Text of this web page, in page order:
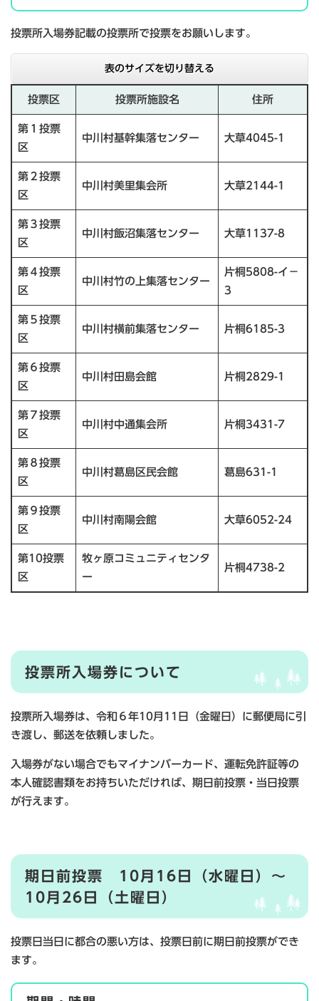
投票所入場券記載の投票所で投票をお願いします。
表のサイズを切り替える
投票区 投票所施設名 住所
第１投票
区
中川村基幹集落センター 大草4045-1
第２投票
区
中川村美里集会所 大草2144-1
第３投票
区
中川村飯沼集落センター 大草1137-8
第４投票
区
中川村竹の上集落センター
片桐5808-イ－
3
第５投票
区
中川村横前集落センター 片桐6185-3
第６投票
区
中川村田島会館 片桐2829-1
第７投票
区
中川村中通集会所 片桐3431-7
第８投票
区
中川村葛島区民会館 葛島631-1
第９投票
区
中川村南陽会館 大草6052-24
第10投票
区
牧ヶ原コミュニティセンタ
ー
片桐4738-2
投票所入場券について
投票所入場券は、令和６年10月11日（金曜日）に郵便局に引
き渡し、郵送を依頼しました。
入場券がない場合でもマイナンバーカード、運転免許証等の
本人確認書類をお持ちいただければ、期日前投票・当日投票
が行えます。
期日前投票 10月16日（水曜日）～
10月26日（土曜日）
投票日当日に都合の悪い方は、投票日前に期日前投票ができ
ます。